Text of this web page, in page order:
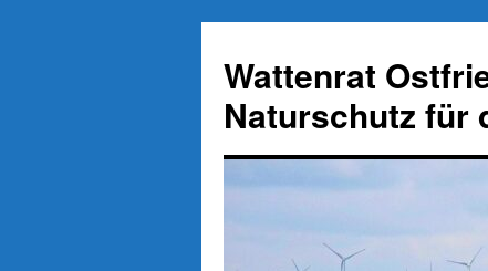
springen
Wattenrat
Naturschutz für